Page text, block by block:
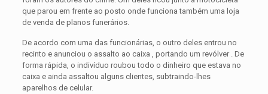
que parou em frente ao posto onde funciona também uma loja
de venda de planos funerários.
De acordo com uma das funcionárias, o outro deles entrou no
recinto e anunciou o assalto ao caixa , portando um revólver . De
forma rápida, o indivíduo roubou todo o dinheiro que estava no
caixa e ainda assaltou alguns clientes, subtraindo-lhes
aparelhos de celular.